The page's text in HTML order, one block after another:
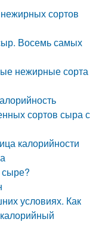
сортов
Восемь самых
нежирные сорта
сортов сыра с
калорийности
сыре?
условиях. Как